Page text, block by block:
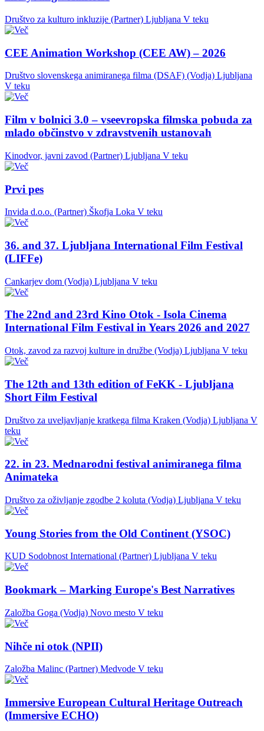
Društvo za kulturo inkluzije (Partner) Ljubljana V teku
CEE Animation Workshop (CEE AW) – 2026
Društvo slovenskega animiranega filma (DSAF) (Vodja) Ljubljana
V teku
Film v bolnici 3.0 – vseevropska filmska pobuda za
mlado občinstvo v zdravstvenih ustanovah
Kinodvor, javni zavod (Partner) Ljubljana V teku
Prvi pes
Invida d.o.o. (Partner) Škofja Loka V teku
36. and 37. Ljubljana International Film Festival
(LIFFe)
Cankarjev dom (Vodja) Ljubljana V teku
The 22nd and 23rd Kino Otok - Isola Cinema
International Film Festival in Years 2026 and 2027
Otok, zavod za razvoj kulture in družbe (Vodja) Ljubljana V teku
The 12th and 13th edition of FeKK - Ljubljana
Short Film Festival
Društvo za uveljavljanje kratkega filma Kraken (Vodja) Ljubljana V
teku
22. in 23. Mednarodni festival animiranega filma
Animateka
Društvo za oživljanje zgodbe 2 koluta (Vodja) Ljubljana V teku
Young Stories from the Old Continent (YSOC)
KUD Sodobnost International (Partner) Ljubljana V teku
Bookmark – Marking Europe's Best Narratives
Založba Goga (Vodja) Novo mesto V teku
Nihče ni otok (NPII)
Založba Malinc (Partner) Medvode V teku
Immersive European Cultural Heritage Outreach
(Immersive ECHO)